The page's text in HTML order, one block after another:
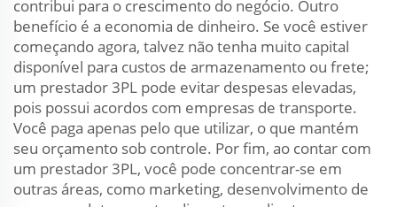
contribui para o crescimento do negócio. Outro
benefício é a economia de dinheiro. Se você estiver
começando agora, talvez não tenha muito capital
disponível para custos de armazenamento ou frete;
um prestador 3PL pode evitar despesas elevadas,
pois possui acordos com empresas de transporte.
Você paga apenas pelo que utilizar, o que mantém
seu orçamento sob controle. Por fim, ao contar com
um prestador 3PL, você pode concentrar-se em
outras áreas, como marketing, desenvolvimento de